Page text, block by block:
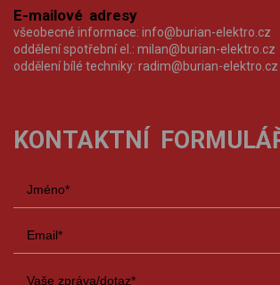
E-mailové adresy
všeobecné informace: info@burian-elektro.cz
oddělení spotřební el.: milan@burian-elektro.cz
oddělení bílé techniky: radim@burian-elektro.cz
KONTAKTNÍ